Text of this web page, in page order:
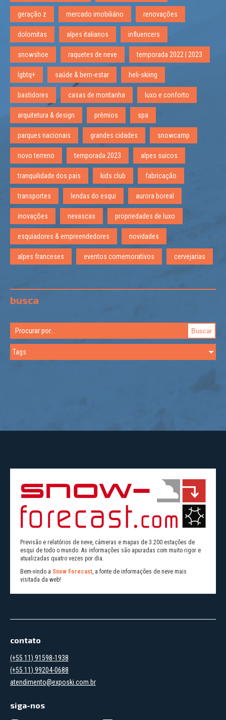
geração z mercado imobiliário renovações
dolomitas alpes italianos influencers
snowshoe raquetes de neve temporada 2022 | 2023
lgbtq+ saúde & bem-estar heli-skiing
bastidores casas de montanha luxo e conforto
arquitetura & design prêmios spa
parques nacionais grandes cidades snowcamp
novo terreno temporada 2023 alpes suicos
tranquilidade dos pais kids club fabricação
transportes lendas do esqui aurora boreal
inovações nevascas propriedades de luxo
esquiadores & empreendedores novidades
alpes franceses eventos comemorativos cervejarias
busca
Previsão e relatórios de neve, câmeras e mapas de 3.200 estações de
esqui de todo o mundo. As informações são apuradas com muito rigor e
atualizadas quatro vezes por dia.
Bem-vindo a Snow Forecast , a fonte de informações de neve mais
visitada da web!
contato
(+55 11) 91598-1938
(+55 11) 99204-0688
atendimento@exposki.com.br
siga-nos